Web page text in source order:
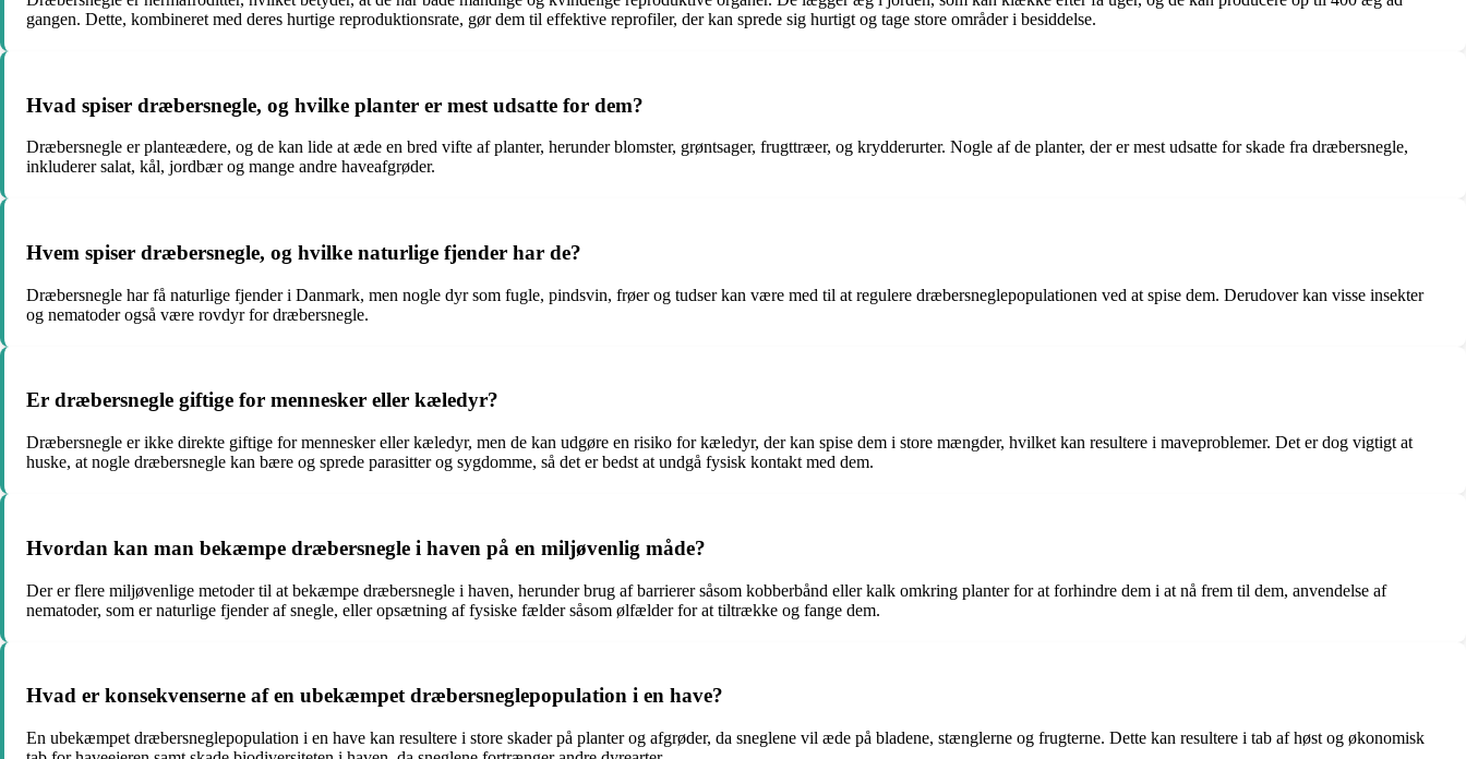
gangen. Dette, kombineret med deres hurtige reproduktionsrate, gør dem til effektive reprofiler, der kan sprede sig hurtigt og tage store områder i besiddelse.
Hvad spiser dræbersnegle, og hvilke planter er mest udsatte for dem?
Dræbersnegle er planteædere, og de kan lide at æde en bred vifte af planter, herunder blomster, grøntsager, frugttræer, og krydderurter. Nogle af de planter, der er mest udsatte for skade fra dræbersnegle,
inkluderer salat, kål, jordbær og mange andre haveafgrøder.
Hvem spiser dræbersnegle, og hvilke naturlige fjender har de?
Dræbersnegle har få naturlige fjender i Danmark, men nogle dyr som fugle, pindsvin, frøer og tudser kan være med til at regulere dræbersneglepopulationen ved at spise dem. Derudover kan visse insekter
og nematoder også være rovdyr for dræbersnegle.
Er dræbersnegle giftige for mennesker eller kæledyr?
Dræbersnegle er ikke direkte giftige for mennesker eller kæledyr, men de kan udgøre en risiko for kæledyr, der kan spise dem i store mængder, hvilket kan resultere i maveproblemer. Det er dog vigtigt at
huske, at nogle dræbersnegle kan bære og sprede parasitter og sygdomme, så det er bedst at undgå fysisk kontakt med dem.
Hvordan kan man bekæmpe dræbersnegle i haven på en miljøvenlig måde?
Der er flere miljøvenlige metoder til at bekæmpe dræbersnegle i haven, herunder brug af barrierer såsom kobberbånd eller kalk omkring planter for at forhindre dem i at nå frem til dem, anvendelse af
nematoder, som er naturlige fjender af snegle, eller opsætning af fysiske fælder såsom ølfælder for at tiltrække og fange dem.
Hvad er konsekvenserne af en ubekæmpet dræbersneglepopulation i en have?
En ubekæmpet dræbersneglepopulation i en have kan resultere i store skader på planter og afgrøder, da sneglene vil æde på bladene, stænglerne og frugterne. Dette kan resultere i tab af høst og økonomisk